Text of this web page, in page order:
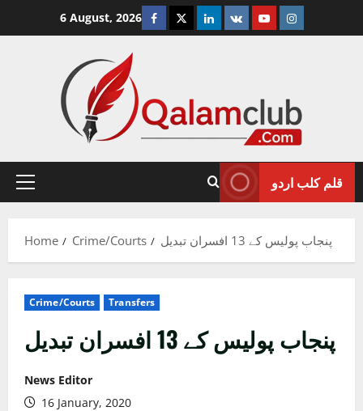
6 August, 2026 Facebook
TwitterLinkedin
VK YoutubeInstagram
Primary
قلم کلب اردو
Home Crime/Courts پنجاب پولیس کے 13 افسران تبدیل
Crime/Courts Transfers
پنجاب پولیس کے 13 افسران تبدیل
News Editor
16 January, 2020